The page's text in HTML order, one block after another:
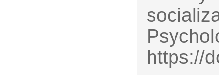
https://